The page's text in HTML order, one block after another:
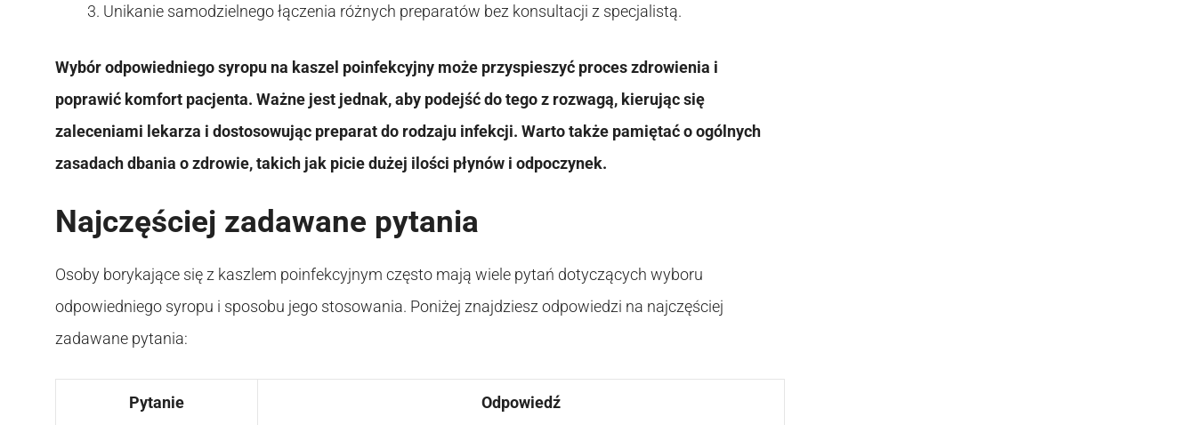
Unikanie samodzielnego łączenia różnych preparatów bez konsultacji z specjalistą.
Wybór odpowiedniego syropu na kaszel poinfekcyjny może przyspieszyć proces zdrowienia i
poprawić komfort pacjenta. Ważne jest jednak, aby podejść do tego z rozwagą, kierując się
zaleceniami lekarza i dostosowując preparat do rodzaju infekcji. Warto także pamiętać o ogólnych
zasadach dbania o zdrowie, takich jak picie dużej ilości płynów i odpoczynek.
Najczęściej zadawane pytania
Osoby borykające się z kaszlem poinfekcyjnym często mają wiele pytań dotyczących wyboru
odpowiedniego syropu i sposobu jego stosowania. Poniżej znajdziesz odpowiedzi na najczęściej
zadawane pytania:
Pytanie Odpowiedź